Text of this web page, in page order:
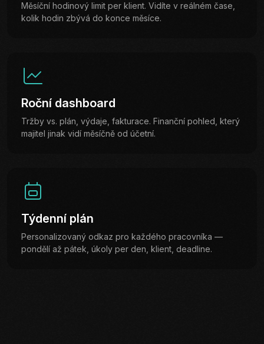
Měsíční hodinový limit per klient. Vidíte v reálném čase,
kolik hodin zbývá do konce měsíce.
Roční dashboard
Tržby vs. plán, výdaje, fakturace. Finanční pohled, který
majitel jinak vidí měsíčně od účetní.
Týdenní plán
Personalizovaný odkaz pro každého pracovníka —
pondělí až pátek, úkoly per den, klient, deadline.